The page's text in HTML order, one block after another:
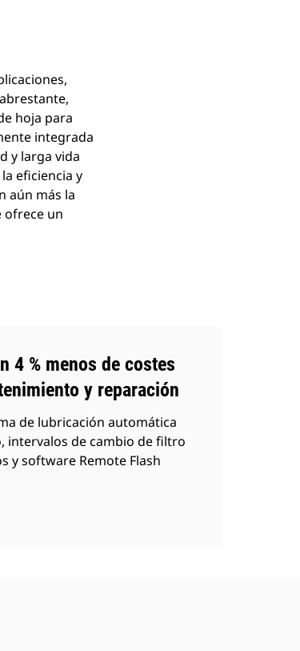
hoja para
integrada
y larga vida
eficiencia y
aún más la
ofrece un
4 % menos de costes
y reparación
de lubricación automática
intervalos de cambio de filtro
y software Remote Flash